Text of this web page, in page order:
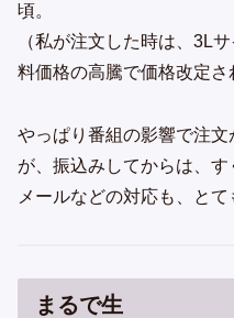
頃。
（私が注文した時は、3L
料価格の高騰で価格改定さ
やっぱり番組の影響で注
が、振込みしてからは、す
メールなどの対応も、とて
まるで生